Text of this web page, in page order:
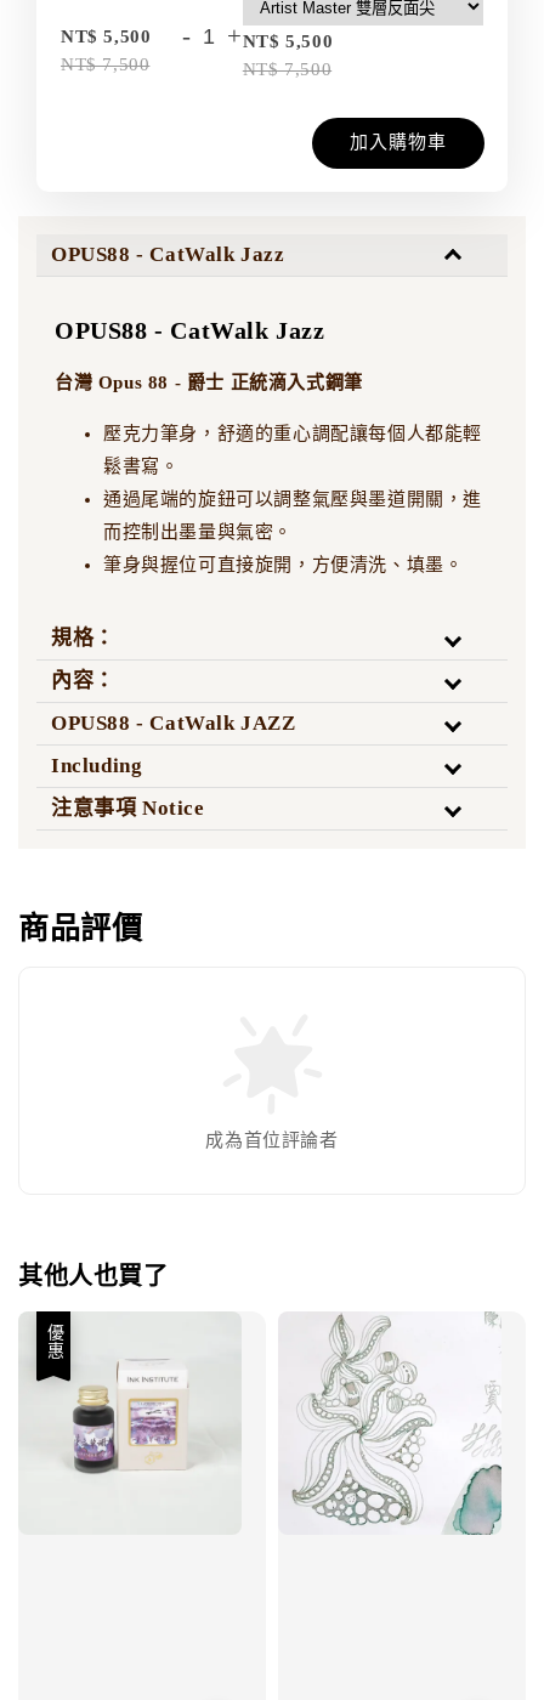
NT$ 5,500
NT$ 7,500
- +NT$ 5,500
NT$ 7,500
加入購物車
OPUS88 - CatWalk Jazz
OPUS88 - CatWalk Jazz
台灣 Opus 88 - 爵士 正統滴入式鋼筆
壓克力筆身，舒適的重心調配讓每個人都能輕
鬆書寫。
通過尾端的旋鈕可以調整氣壓與墨道開關，進
而控制出墨量與氣密。
筆身與握位可直接旋開，方便清洗、填墨。
規格：
內容：
OPUS88 - CatWalk JAZZ
Including
注意事項 Notice
商品評價
成為首位評論者
其他人也買了
優惠